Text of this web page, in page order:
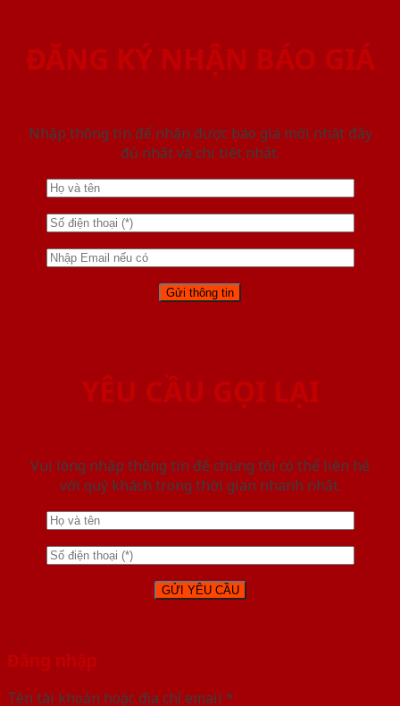
ĐĂNG KÝ NHẬN BÁO GIÁ
Nhập thông tin để nhận được báo giá mới nhât đầy
đủ nhất và chi tiết nhất.
YÊU CẦU GỌI LẠI
Vui lòng nhập thông tin để chúng tôi có thể liên hệ
với quý khách trong thời gian nhanh nhất.
Đăng nhập
Tên tài khoản hoặc địa chỉ email *